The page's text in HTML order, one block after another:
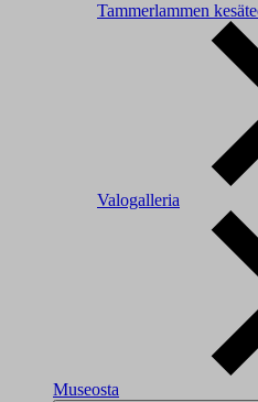
Tammerlammen
Valogalleria
Museosta